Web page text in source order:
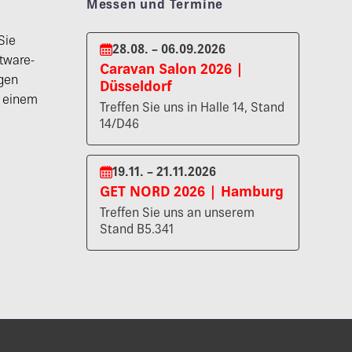
Messen und Termine
28.08. – 06.09.2026
Caravan Salon 2026 |
Düsseldorf
Treffen Sie uns in Halle 14, Stand
14/D46
19.11. – 21.11.2026
GET NORD 2026 | Hamburg
Treffen Sie uns an unserem
Stand B5.341